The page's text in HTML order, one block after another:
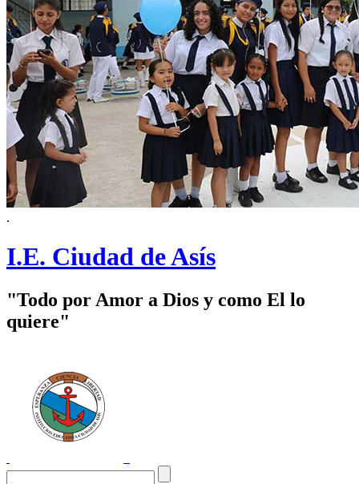
.
I.E. Ciudad de Asís
"Todo por Amor a Dios y como El lo
quiere"